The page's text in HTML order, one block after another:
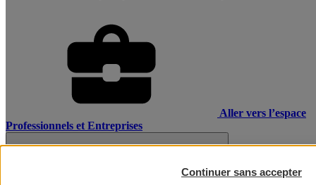
Aller vers l’espace
Professionnels et Entreprises
Continuer sans accepter